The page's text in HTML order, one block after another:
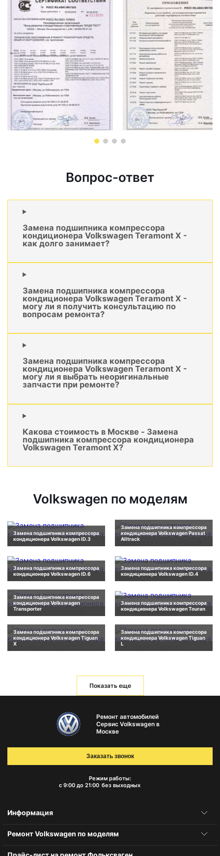
Вопрос-ответ
Замена подшипника компрессора
кондиционера Volkswagen Teramont X -
как долго занимает?
Замена подшипника компрессора
кондиционера Volkswagen Teramont X -
могу ли я получить консультацию по
вопросам ремонта?
Замена подшипника компрессора
кондиционера Volkswagen Teramont X -
могу ли я выбрать неоригинальные
запчасти при ремонте?
Какова стоимость в Москве - Замена
подшипника компрессора кондиционера
Volkswagen Teramont X?
Volkswagen по моделям
Замена подшипника компрессора
кондиционера Volkswagen ID.3
Замена подшипника компрессора
кондиционера Volkswagen Passat
Alltrack
Замена подшипника компрессора
кондиционера Volkswagen ID.6
Замена подшипника компрессора
кондиционера Volkswagen ID.4
Замена подшипника компрессора
кондиционера Volkswagen
Transporter
Замена подшипника компрессора
кондиционера Volkswagen Touran
Замена подшипника компрессора
кондиционера Volkswagen Tiguan
X
Замена подшипника компрессора
кондиционера Volkswagen Tiguan
L
Показать еще
Ремонт автомобилей
Сервис Volkswagen в
Москве
Режим работы:
с 9:00 до 21:00 без выходных
Заказать звонок
Информация
Ремонт Volkswagen по моделям